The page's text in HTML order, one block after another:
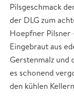
Pilsgeschmack
der DLG zum
Hoepfner Pilsner
Eingebraut aus
Gerstenmalz
es schonend
den kühlen